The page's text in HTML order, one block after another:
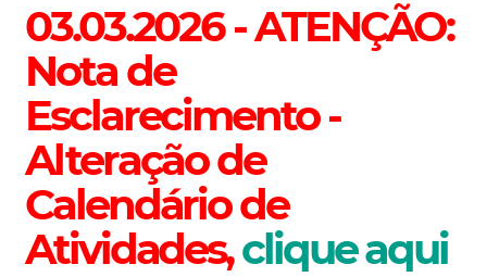
03.03.2026 - ATENÇÃO:
Nota de
Esclarecimento -
Alteração de
Calendário de
Atividades,clique aqui